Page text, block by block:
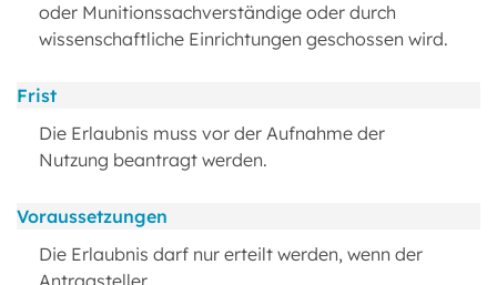
oder Munitionssachverständige oder durch
wissenschaftliche Einrichtungen geschossen wird.
Frist
Die Erlaubnis muss vor der Aufnahme der
Nutzung beantragt werden.
Voraussetzungen
Die Erlaubnis darf nur erteilt werden, wenn der
Antragsteller